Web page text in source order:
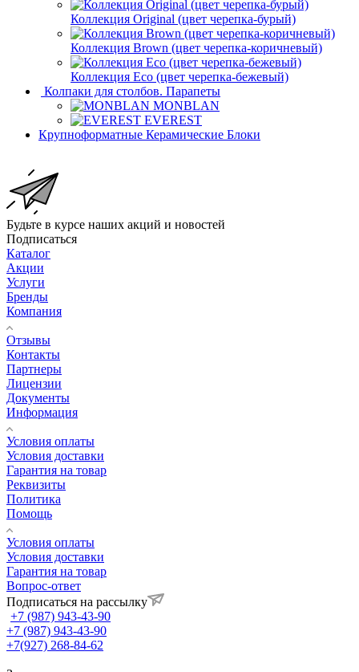
Коллекция Original (цвет черепка-бурый)
Коллекция Brown (цвет черепка-коричневый)
Коллекция Eco (цвет черепка-бежевый)
Колпаки для столбов. Парапеты
MONBLAN
EVEREST
Крупноформатные Керамические Блоки
Будьте в курсе наших акций и новостей
Подписаться
Каталог
Акции
Услуги
Бренды
Компания
Отзывы
Контакты
Партнеры
Лицензии
Документы
Информация
Условия оплаты
Условия доставки
Гарантия на товар
Реквизиты
Политика
Помощь
Условия оплаты
Условия доставки
Гарантия на товар
Вопрос-ответ
Подписаться на рассылку
+7 (987) 943-43-90
+7 (987) 943-43-90
+7(927) 268-84-62